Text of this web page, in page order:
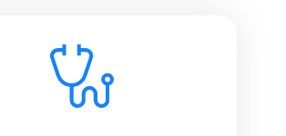
сервис
сервис